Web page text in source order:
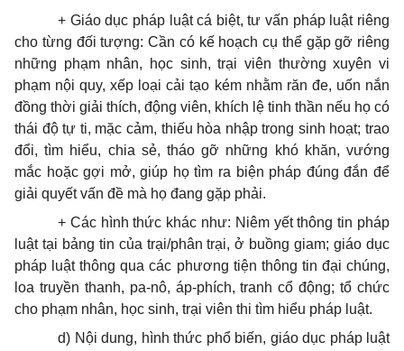
+ Giáo dục pháp luật cá biệt, tư vấn pháp luật riêng
cho từng đối tượng: Cần có kế hoạch cụ thể gặp gỡ riêng
những phạm nhân, học sinh, trại viên thường xuyên vi
phạm nội quy, xếp loại cải tạo kém nhằm răn đe, uốn nắn
đồng thời giải thích, động viên, khích lệ tinh thần nếu họ có
thái độ tự ti, mặc cảm, thiếu hòa nhập trong sinh hoạt; trao
đổi, tìm hiểu, chia sẻ, tháo gỡ những khó khăn, vướng
mắc hoặc gợi mở, giúp họ tìm ra biện pháp đúng đắn để
giải quyết vấn đề mà họ đang gặp phải.
+ Các hình thức khác như: Niêm yết thông tin pháp
luật tại bảng tin của trại/phân trại, ở buồng giam; giáo dục
pháp luật thông qua các phương tiện thông tin đại chúng,
loa truyền thanh, pa-nô, áp-phích, tranh cổ động; tổ chức
cho phạm nhân, học sinh, trại viên thi tìm hiểu pháp luật.
d) Nội dung, hình thức phổ biến, giáo dục pháp luật